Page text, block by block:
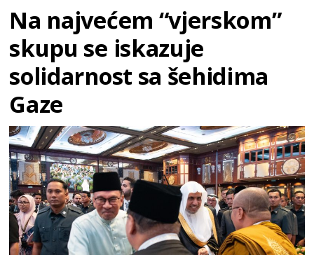
Na najvećem “vjerskom”
skupu se iskazuje
solidarnost sa šehidima
Gaze